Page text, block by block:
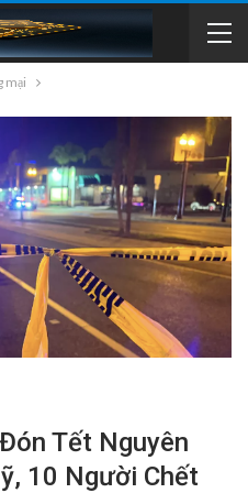
mại
Tết Nguyên
10 Người Chết